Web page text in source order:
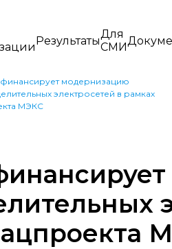
РезультатыДля
СМИ
модернизацию
электросетей в рамках
МЭКС